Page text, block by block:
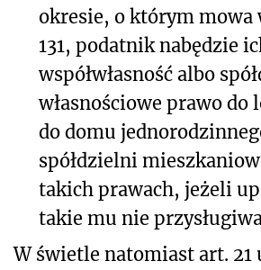
okresie, o którym mowa
131, podatnik nabędzie
współwłasność albo
własnościowe prawo do
do domu
spółdzielni
takich prawach, jeżeli
takie mu nie
W świetle natomiast art. 21